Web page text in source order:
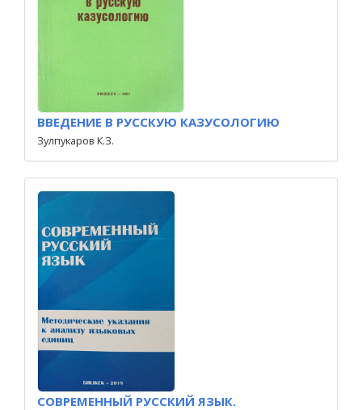
ВВЕДЕНИЕ В РУССКУЮ КАЗУСОЛОГИЮ
Зулпукаров К.З.
СОВРЕМЕННЫЙ РУССКИЙ ЯЗЫК.